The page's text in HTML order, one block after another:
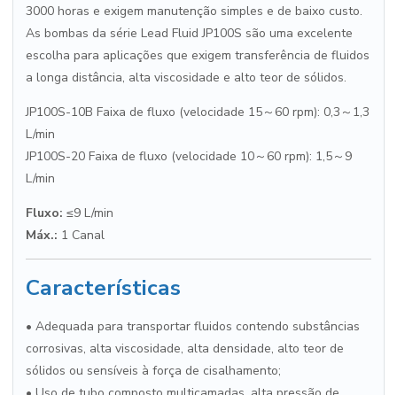
3000 horas e exigem manutenção simples e de baixo custo.
As bombas da série Lead Fluid JP100S são uma excelente
escolha para aplicações que exigem transferência de fluidos
a longa distância, alta viscosidade e alto teor de sólidos.
JP100S-10B Faixa de fluxo (velocidade 15～60 rpm): 0,3～1,3
L/min
JP100S-20 Faixa de fluxo (velocidade 10～60 rpm): 1,5～9
L/min
Fluxo: ≤9 L/min
Máx.: 1 Canal
Características
• Adequada para transportar fluidos contendo substâncias
corrosivas, alta viscosidade, alta densidade, alto teor de
sólidos ou sensíveis à força de cisalhamento;